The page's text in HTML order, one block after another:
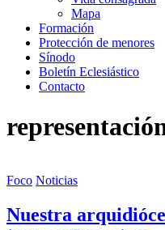
Mapa
Formación
Protección de menores
Sínodo
Boletín Eclesiástico
Contacto
Foco Noticias
Nuestra